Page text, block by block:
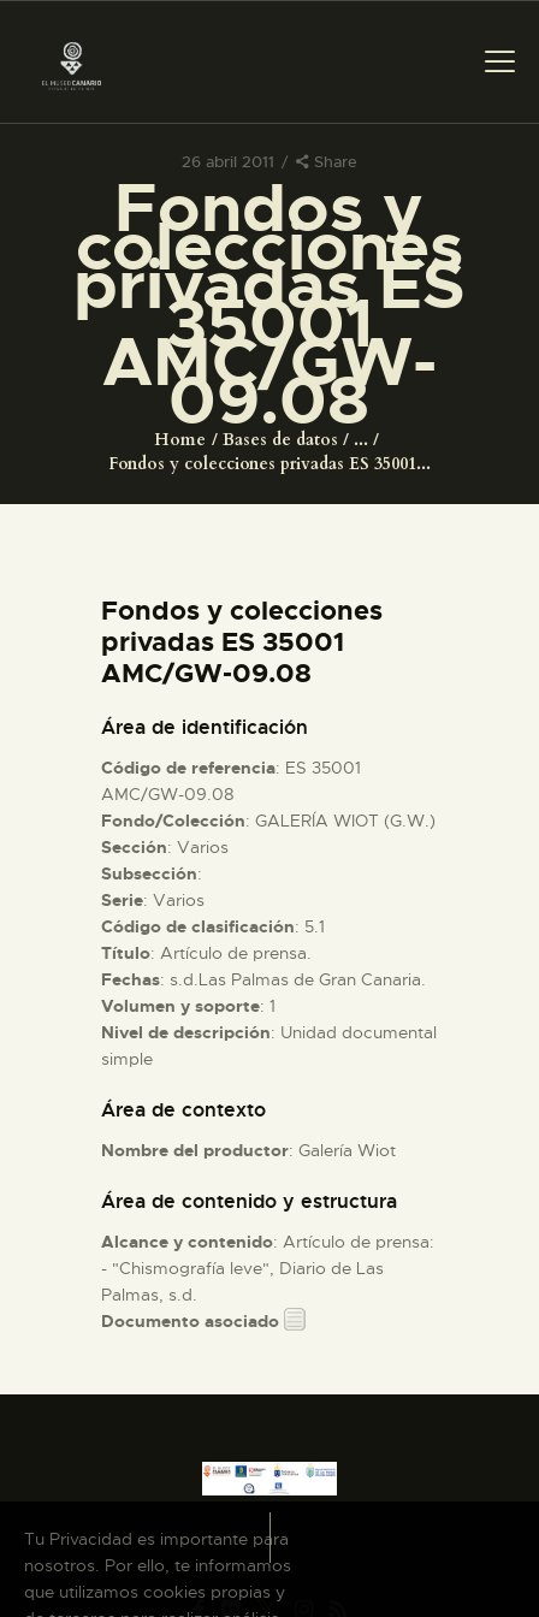
26 abril 2011 Share
Fondos y
colecciones
privadas ES
35001
AMC/GW-
09.08
Home Bases de datos
...
Fondos y colecciones privadas ES 35001...
PREPARAR LA VISITA
ACTIVIDADES
█
EL MUSEO
ESPAÑOL
ACTIVIDADES
█
EL MUSEO
COLECCIONES
DIDÁCTICA
ESPAÑOL
Fondos y colecciones
privadas ES 35001
AMC/GW-09.08
Área de identificación
Código de referencia: ES 35001
AMC/GW-09.08
Fondo/Colección: GALERÍA WIOT (G.W.)
Sección: Varios
Subsección:
Serie: Varios
Código de clasificación: 5.1
Título: Artículo de prensa.
Fechas: s.d.Las Palmas de Gran Canaria.
Volumen y soporte: 1
Nivel de descripción: Unidad documental
simple
Área de contexto
Nombre del productor: Galería Wiot
Área de contenido y estructura
Alcance y contenido: Artículo de prensa:
- "Chismografía leve", Diario de Las
Palmas, s.d.
Documento asociado
Tu Privacidad es importante para
nosotros. Por ello, te informamos
que utilizamos cookies propias y